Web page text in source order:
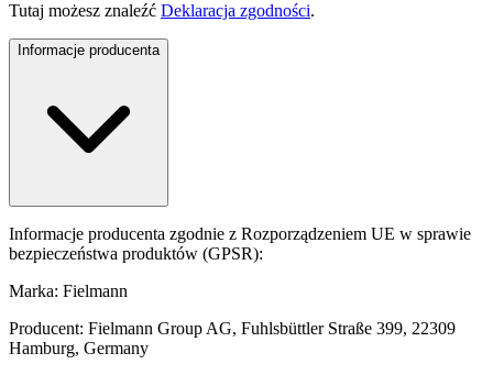
Tutaj możesz znaleźć Deklaracja zgodności.
Informacje producenta
Informacje producenta zgodnie z Rozporządzeniem UE w sprawie
bezpieczeństwa produktów (GPSR):
Marka: Fielmann
Producent: Fielmann Group AG, Fuhlsbüttler Straße 399, 22309
Hamburg, Germany